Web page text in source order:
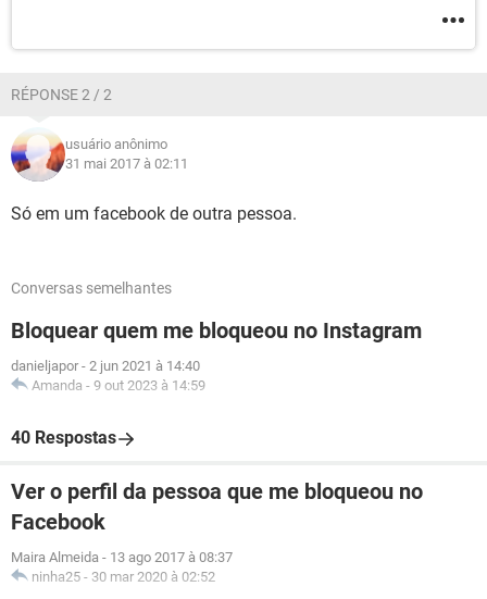
RÉPONSE 2 / 2
usuário anônimo
31 mai 2017 à 02:11
Só em um facebook de outra pessoa.
Conversas semelhantes
Bloquear quem me bloqueou no Instagram
danieljapor - 2 jun 2021 à 14:40
Amanda - 9 out 2023 à 14:59
40 Respostas
Ver o perfil da pessoa que me bloqueou no
Facebook
Maira Almeida - 13 ago 2017 à 08:37
ninha25 - 30 mar 2020 à 02:52